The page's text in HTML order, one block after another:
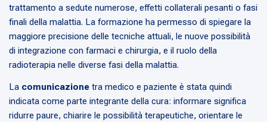
trattamento a sedute numerose, effetti collaterali pesanti o fasi
finali della malattia. La formazione ha permesso di spiegare la
maggiore precisione delle tecniche attuali, le nuove possibilità
di integrazione con farmaci e chirurgia, e il ruolo della
radioterapia nelle diverse fasi della malattia.
La comunicazione tra medico e paziente è stata quindi
indicata come parte integrante della cura: informare significa
ridurre paure, chiarire le possibilità terapeutiche, orientare le